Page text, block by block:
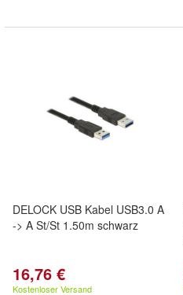
DELOCK USB Kabel USB3.0 A
-> A St/St 1.50m schwarz
16,76 €
Kostenloser Versand